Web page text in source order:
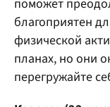
поможет
благоприятен
физической
планах, но они
перегружайте